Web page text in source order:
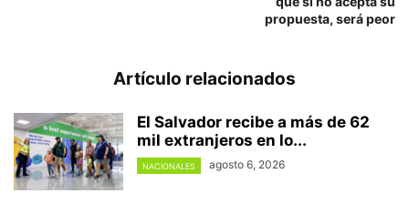
propuesta, será peor
Artículo relacionados
El Salvador recibe a más de 62
mil extranjeros en lo...
NACIONALES agosto 6, 2026